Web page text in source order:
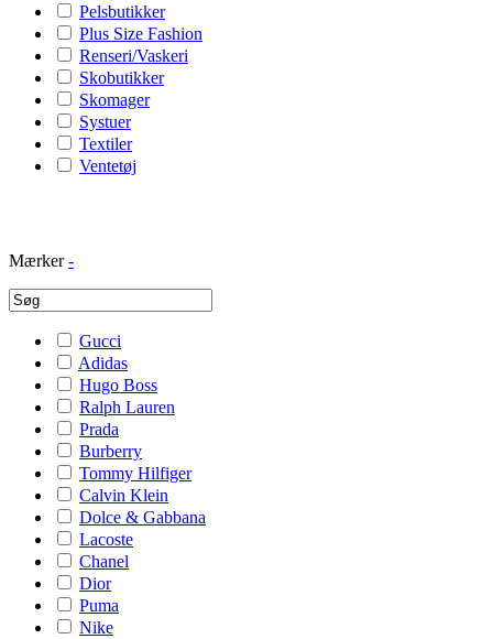
Pelsbutikker
Plus Size Fashion
Renseri/Vaskeri
Skobutikker
Skomager
Systuer
Textiler
Ventetøj
Mærker -
Gucci
Adidas
Hugo Boss
Ralph Lauren
Prada
Burberry
Tommy Hilfiger
Calvin Klein
Dolce & Gabbana
Lacoste
Chanel
Dior
Puma
Nike